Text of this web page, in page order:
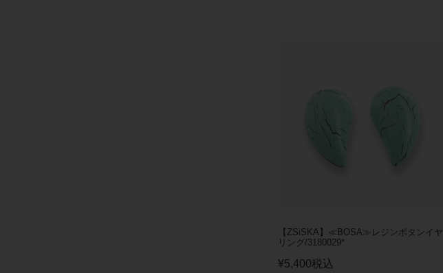
【ZSiSKA】≪BOSA≫レジンボタンイヤ
リング/3180029*
¥5,400税込